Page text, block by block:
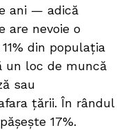
ani — adică
are nevoie o
din populația
un loc de muncă
sau
țării. În rândul
17%.